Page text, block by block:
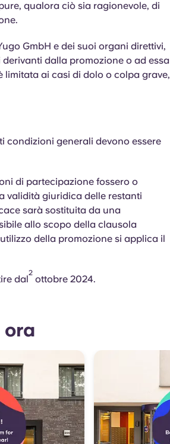
qualora ciò sia ragionevole, di
GmbH e dei suoi organi direttivi,
dalla promozione o ad essa
ai casi di dolo o colpa grave,
condizioni generali devono essere
di partecipazione fossero o
validità giuridica delle restanti
sarà sostituita da una
allo scopo della clausola
della promozione si applica il
dal
2
ottobre 2024.
ora